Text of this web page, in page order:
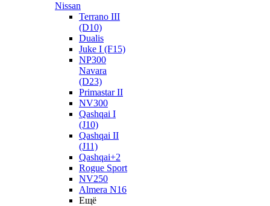
Nissan
Terrano III
(D10)
Dualis
Juke I (F15)
NP300
Navara
(D23)
Primastar II
NV300
Qashqai I
(J10)
Qashqai II
(J11)
Qashqai+2
Rogue Sport
NV250
Almera N16
Ещё